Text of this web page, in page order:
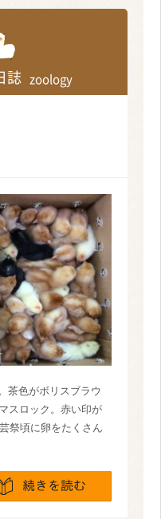
誌 zoology
茶色がボリスブラウ
スロック。赤い印が
祭頃に卵をたくさん